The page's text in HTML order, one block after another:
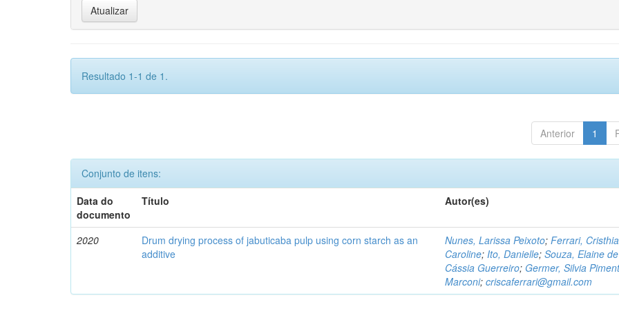
Resultado 1-1 de 1.
Anterior 1
Conjunto de itens:
Data do
documento
Título Autor(es)
2020
Drum drying process of jabuticaba pulp using corn starch as an
additive
Nunes, Larissa Peixoto;Ferrari,
Caroline;Ito, Danielle;Souza, Elaine de
Cássia Guerreiro; Germer, Silvia
Marconi;criscaferrari@gmail.com